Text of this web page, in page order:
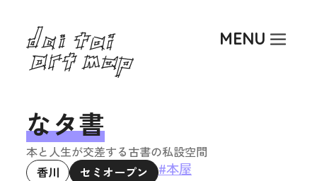
MENU
Top
About
Researcher
Article
Event
なタ書
本と人生が交差する古書の私設空間
香川 セミオープン
#本屋